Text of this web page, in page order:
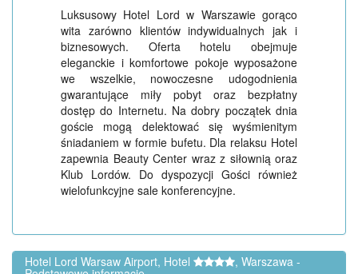
Luksusowy Hotel Lord w Warszawie gorąco
wita zarówno klientów indywidualnych jak i
biznesowych. Oferta hotelu obejmuje
eleganckie i komfortowe pokoje wyposażone
we wszelkie, nowoczesne udogodnienia
gwarantujące miły pobyt oraz bezpłatny
dostęp do Internetu. Na dobry początek dnia
goście mogą delektować się wyśmienitym
śniadaniem w formie bufetu. Dla relaksu Hotel
zapewnia Beauty Center wraz z siłownią oraz
Klub Lordów. Do dyspozycji Gości również
wielofunkcyjne sale konferencyjne.
Hotel Lord Warsaw Airport, Hotel , Warszawa -